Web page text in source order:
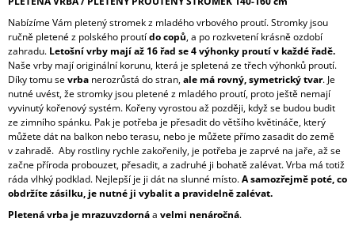
Nabízíme Vám pletený stromek z mladého vrbového proutí. Stromky jsou
ručně pletené z polského proutído copů, a po rozkvetení krásně ozdobí
zahradu. Letošní vrby mají až 16 řad se 4 výhonky proutí v každé řadě.
Naše vrby mají originální korunu, která je spletená ze třech výhonků proutí.
Díky tomu sevrba nerozrůstá do stran,ale má rovný, symetrický tvar. Je
nutné uvést, že stromky jsou pletené z mladého proutí, proto ještě nemají
vyvinutý kořenový systém. Kořeny vyrostou až později, když se budou budit
ze zimního spánku. Pak je potřeba je přesadit do většího květináče, který
můžete dát na balkon nebo terasu, nebo je můžete přímo zasadit do země
v zahradě. Aby rostliny rychle zakořenily, je potřeba je zaprvé na jaře, až se
začne příroda probouzet, přesadit, a zadruhé ji bohatě zalévat. Vrba má totiž
ráda vlhký podklad. Nejlepší je ji dát na slunné místo.A samozřejmě poté, co
obdržíte zásilku, je nutné ji vybalit a pravidelně zalévat.
Pletená vrba je mrazuvzdornáa velmi nenáročná.